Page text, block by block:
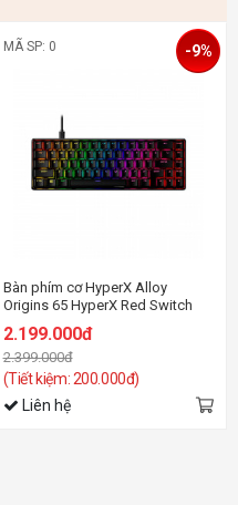
MÃ SP: 0
Bàn phím cơ HyperX Alloy
Origins 65 HyperX Red Switch
2.199.000đ
2.399.000đ
(Tiết kiệm: 200.000đ)
-9%
Liên hệ